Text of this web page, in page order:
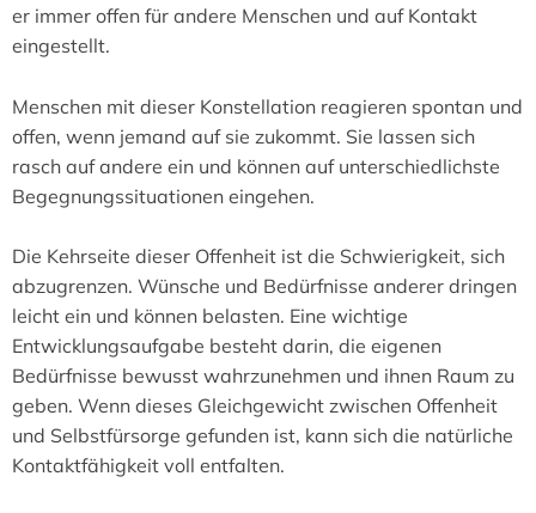
er immer offen für andere Menschen und auf Kontakt
eingestellt.
Menschen mit dieser Konstellation reagieren spontan und
offen, wenn jemand auf sie zukommt. Sie lassen sich
rasch auf andere ein und können auf unterschiedlichste
Begegnungssituationen eingehen.
Die Kehrseite dieser Offenheit ist die Schwierigkeit, sich
abzugrenzen. Wünsche und Bedürfnisse anderer dringen
leicht ein und können belasten. Eine wichtige
Entwicklungsaufgabe besteht darin, die eigenen
Bedürfnisse bewusst wahrzunehmen und ihnen Raum zu
geben. Wenn dieses Gleichgewicht zwischen Offenheit
und Selbstfürsorge gefunden ist, kann sich die natürliche
Kontaktfähigkeit voll entfalten.